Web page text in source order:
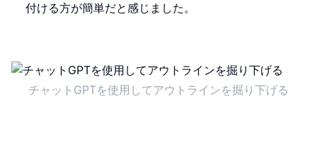
付ける方が簡単だと感じました。
チャットGPTを使用してアウトラインを掘り下げる